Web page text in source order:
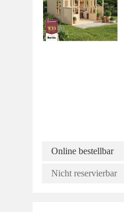
Online bestellbar
Nicht reservierbar